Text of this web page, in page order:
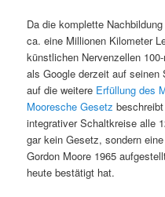
Da die komplette
ca. eine Millionen Kilometer
künstlichen Nervenzellen
als Google derzeit auf seinen
auf die weitere Erfüllung des
Mooresche Gesetz
integrativer Schaltkreise alle
gar kein Gesetz, sondern
Gordon Moore 1965
heute bestätigt hat.